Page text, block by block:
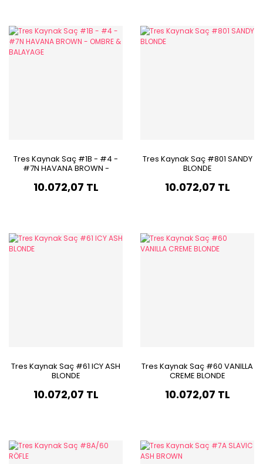
Tres Kaynak Saç #1B - #4 -
#7N HAVANA BROWN -
10.072,07 TL
Tres Kaynak Saç #801 SANDY
BLONDE
10.072,07 TL
Tres Kaynak Saç #61 ICY ASH
BLONDE
10.072,07 TL
Tres Kaynak Saç #60 VANILLA
CREME BLONDE
10.072,07 TL